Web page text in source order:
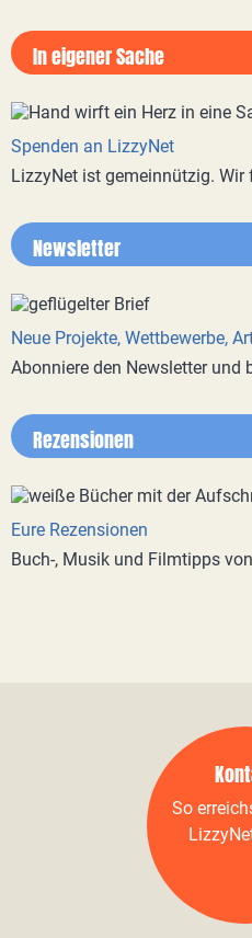
In eigener Sache
Spenden an LizzyNet
LizzyNet ist gemeinnützig. Wir
Newsletter
Neue Projekte, Wettbewerbe,
Abonniere den Newsletter und
Rezensionen
Eure Rezensionen
Buch-, Musik und Filmtipps
So